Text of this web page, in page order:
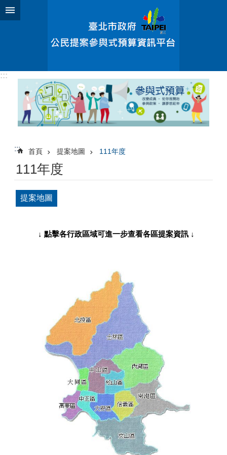
跳到主要內容區塊
:::
::: 首頁 提案地圖 111年度
111年度
提案地圖
↓ 點擊各行政區域可進一步查看各區提案資訊 ↓